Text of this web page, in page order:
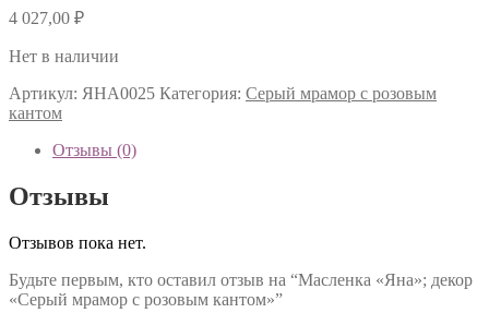
4 027,00 ₽
Нет в наличии
Артикул: ЯНА0025 Категория: Серый мрамор с розовым
кантом
Отзывы (0)
Отзывы
Отзывов пока нет.
Будьте первым, кто оставил отзыв на “Масленка «Яна»; декор
«Серый мрамор с розовым кантом»”